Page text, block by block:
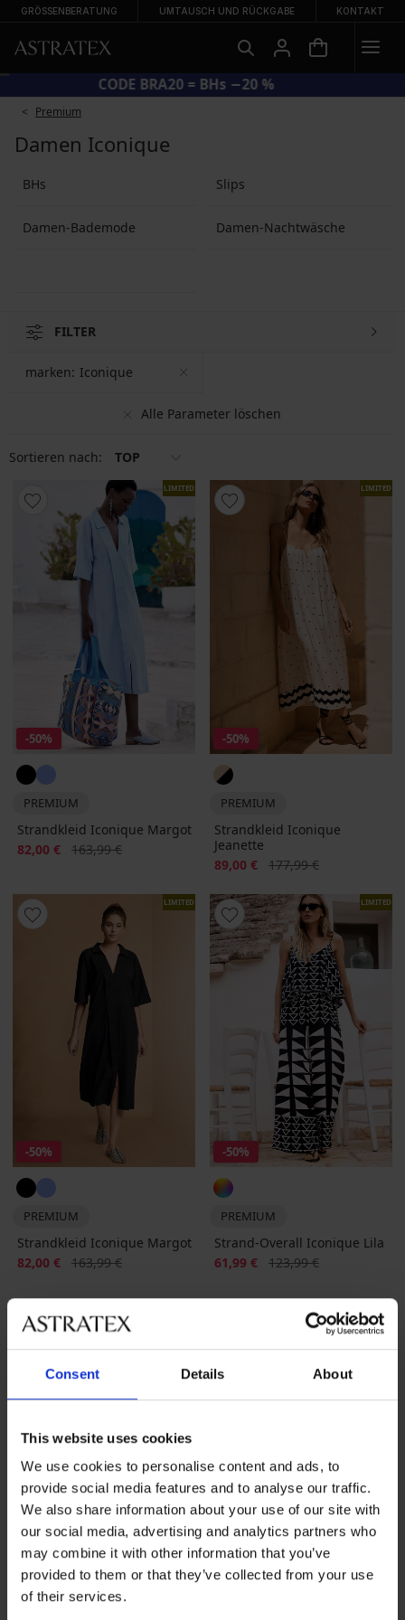
Consent Details About
This website uses cookies
We use cookies to personalise content and ads, to
provide social media features and to analyse our traffic.
We also share information about your use of our site with
our social media, advertising and analytics partners who
may combine it with other information that you’ve
provided to them or that they’ve collected from your use
of their services.
GRÖSSENBERATUNG UMTAUSCH UND RÜCKGABE KONTAKT
CODE BRA20 = BHs −20 %
Premium
Damen Iconique
BHs Slips
Damen-Bademode Damen-Nachtwäsche
FILTER
Alle Parameter löschen
marken: Iconique
Sortieren nach: TOP
LIMITED
-50%
PREMIUM
Strandkleid Iconique Margot
Rabatt
82,00 € Alter Preis
163,99 €
LIMITED
-50%
PREMIUM
Strandkleid Iconique
Jeanette
Rabatt
89,00 € Alter Preis
177,99 €
LIMITED
-50%
PREMIUM
Strandkleid Iconique Margot
Rabatt
82,00 € Alter Preis
163,99 €
LIMITED
-50%
PREMIUM
Strand-Overall Iconique Lila
Rabatt
61,99 € Alter Preis
123,99 €
-50%
LIMITED
-50%